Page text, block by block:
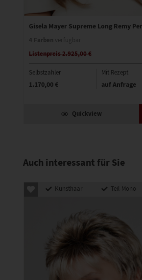
Gisela Mayer Supreme Long Remy
Listenpreis 2.925,00 €
Selbstzahler
1.170,00 €
Mit Rezept
auf Anfrage
Quickview
Auch interessant für Sie
Kunsthaar Teil-Mono